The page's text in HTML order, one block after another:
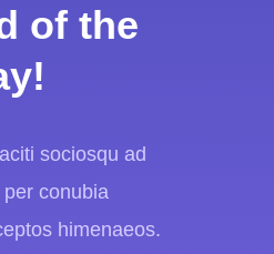
of the
sociosqu ad
conubia
himenaeos.